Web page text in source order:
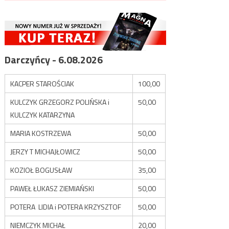
Darczyńcy - 6.08.2026
KACPER STAROŚCIAK
100,00
KULCZYK GRZEGORZ POLIŃSKA i
KULCZYK KATARZYNA
50,00
MARIA KOSTRZEWA
50,00
JERZY T MICHAJŁOWICZ
50,00
KOZIOŁ BOGUSŁAW
35,00
PAWEŁ ŁUKASZ ZIEMIAŃSKI
50,00
POTERA LIDIA i POTERA KRZYSZTOF
50,00
NIEMCZYK MICHAŁ
20,00